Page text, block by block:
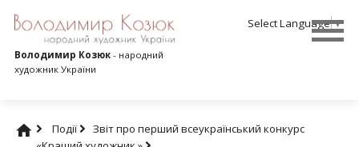
Select Language▼
Володимир Козюк- народний
художник України
Події
Звіт про перший всеукраїнський конкурс